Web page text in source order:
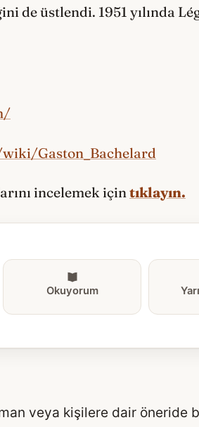
de üstlendi. 1951 yılında
Gaston_Bachelard
incelemek içintıklayın.
Okuyorum
veya kişilere dair öneride